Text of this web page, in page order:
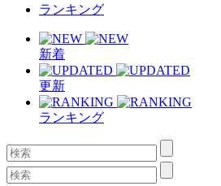
ランキング
新着
更新
ランキング